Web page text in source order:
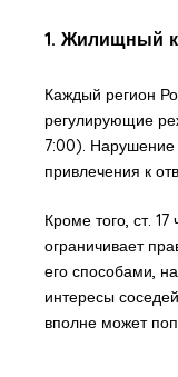
1. Жилищный
Каждый регион
регулирующие
7:00). Нарушение
привлечения к
Кроме того, ст.
ограничивает
его способами,
интересы
вполне может